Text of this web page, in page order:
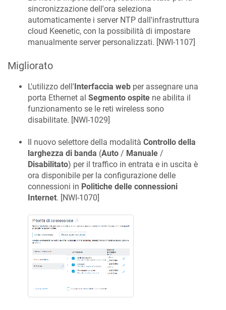
sincronizzazione dell'ora seleziona
automaticamente i server NTP dall'infrastruttura
cloud Keenetic, con la possibilità di impostare
manualmente server personalizzati. [NWI-1107]
Migliorato
L'utilizzo dell'Interfaccia web per assegnare una
porta Ethernet al Segmento ospite ne abilita il
funzionamento se le reti wireless sono
disabilitate. [NWI-1029]
Il nuovo selettore della modalità Controllo della
larghezza di banda (Auto / Manuale /
Disabilitato) per il traffico in entrata e in uscita è
ora disponibile per la configurazione delle
connessioni in Politiche delle connessioni
Internet. [NWI-1070]